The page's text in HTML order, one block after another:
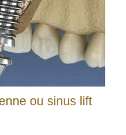
ou sinus lift